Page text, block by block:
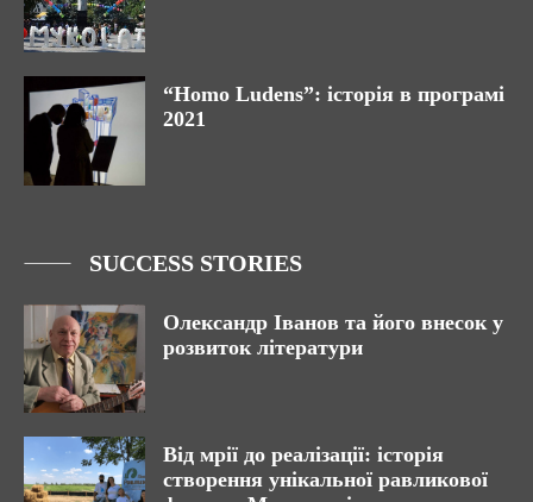
“Homo Ludens”: історія в програмі
2021
SUCCESS STORIES
Олександр Іванов та його внесок у
розвиток літератури
Від мрії до реалізації: історія
створення унікальної равликової